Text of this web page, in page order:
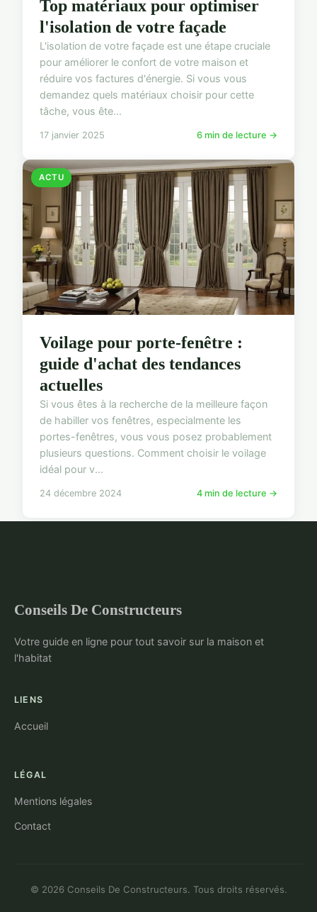
Top matériaux pour optimiser
l'isolation de votre façade
L'isolation de votre façade est une étape cruciale
pour améliorer le confort de votre maison et
réduire vos factures d'énergie. Si vous vous
demandez quels matériaux choisir pour cette
tâche, vous ête...
17 janvier 2025 6 min de lecture →
ACTU
Voilage pour porte-fenêtre :
guide d'achat des tendances
actuelles
Si vous êtes à la recherche de la meilleure façon
de habiller vos fenêtres, especialmente les
portes-fenêtres, vous vous posez probablement
plusieurs questions. Comment choisir le voilage
idéal pour v...
24 décembre 2024 4 min de lecture →
Conseils De Constructeurs
Votre guide en ligne pour tout savoir sur la maison et
l'habitat
LIENS
Accueil
LÉGAL
Mentions légales
Contact
© 2026 Conseils De Constructeurs. Tous droits réservés.